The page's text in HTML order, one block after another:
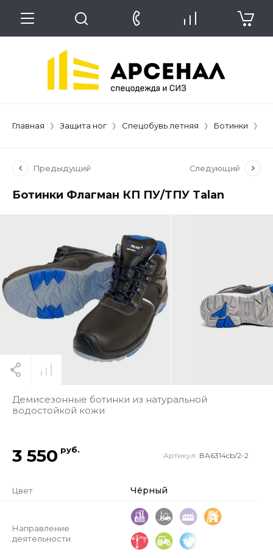
Главная Защита ног Спецобувь летняя Ботинки
Предыдущий Следующий
Ботинки Флагман КП ПУ/ТПУ Talan
Демисезонные ботинки из натуральной
водостойкой кожи
3 550 руб.
Артикул: ВА6314cb/2-2
Цвет Чёрный
Направление
деятельности